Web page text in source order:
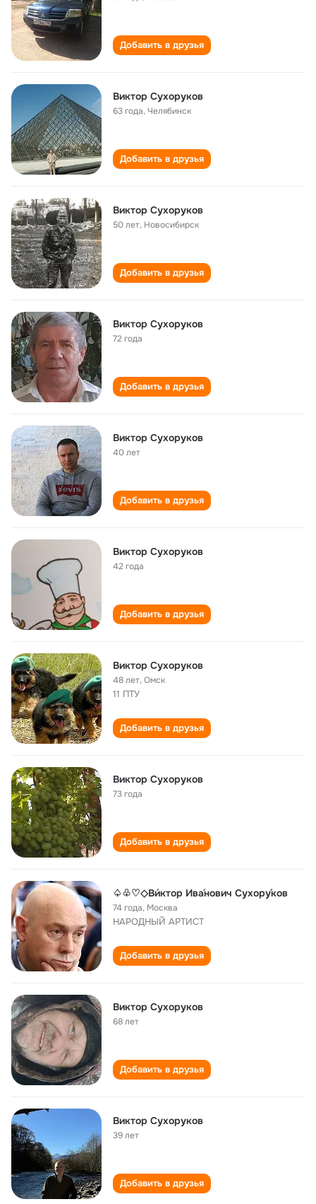
Добавить в друзья
Виктор Сухоруков
63 года,Челябинск
Добавить в друзья
Виктор Сухоруков
50 лет, Новосибирск
Добавить в друзья
Виктор Сухоруков
72 года
Добавить в друзья
Виктор Сухоруков
40 лет
Добавить в друзья
Виктор Сухоруков
42 года
Добавить в друзья
Виктор Сухоруков
48 лет,Омск
11 ПТУ
Добавить в друзья
Виктор Сухоруков
73 года
Добавить в друзья
♤♧♡◇Ви́ктор Ива́нович Сухору́ков
74 года, Москва
НАРОДНЫЙ АРТИСТ
Добавить в друзья
Виктор Сухоруков
68 лет
Добавить в друзья
Виктор Сухоруков
39 лет
Добавить в друзья